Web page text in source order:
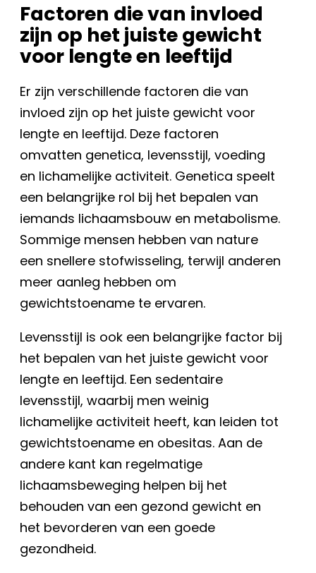
Factoren die van invloed
zijn op het juiste gewicht
voor lengte en leeftijd
Er zijn verschillende factoren die van
invloed zijn op het juiste gewicht voor
lengte en leeftijd. Deze factoren
omvatten genetica, levensstijl, voeding
en lichamelijke activiteit. Genetica speelt
een belangrijke rol bij het bepalen van
iemands lichaamsbouw en metabolisme.
Sommige mensen hebben van nature
een snellere stofwisseling, terwijl anderen
meer aanleg hebben om
gewichtstoename te ervaren.
Levensstijl is ook een belangrijke factor bij
het bepalen van het juiste gewicht voor
lengte en leeftijd. Een sedentaire
levensstijl, waarbij men weinig
lichamelijke activiteit heeft, kan leiden tot
gewichtstoename en obesitas. Aan de
andere kant kan regelmatige
lichaamsbeweging helpen bij het
behouden van een gezond gewicht en
het bevorderen van een goede
gezondheid.